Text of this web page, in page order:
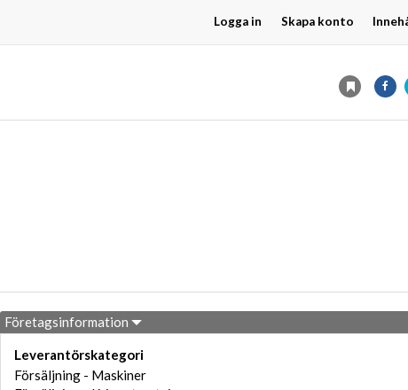
Logga in Skapa konto
Företagsinformation
Leverantörskategori
Försäljning - Maskiner